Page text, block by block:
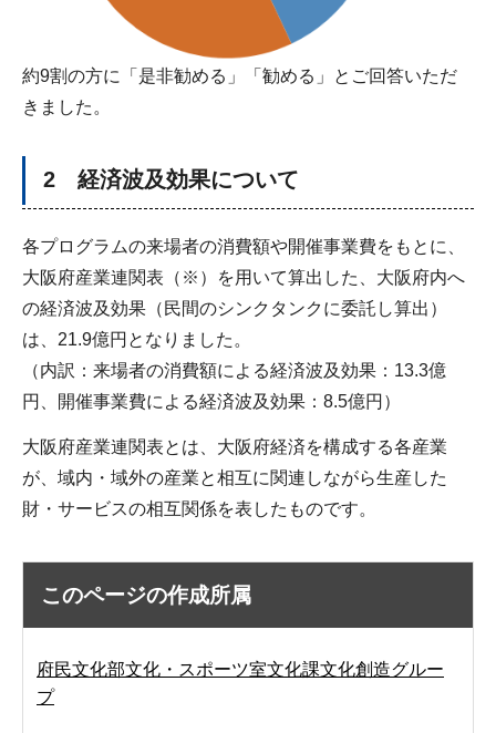
約9割の方に「是非勧める」「勧める」とご回答いただ
きました。
2 経済波及効果について
各プログラムの来場者の消費額や開催事業費をもとに、
大阪府産業連関表（※）を用いて算出した、大阪府内へ
の経済波及効果（民間のシンクタンクに委託し算出）
は、21.9億円となりました。
（内訳：来場者の消費額による経済波及効果：13.3億
円、開催事業費による経済波及効果：8.5億円）
大阪府産業連関表とは、大阪府経済を構成する各産業
が、域内・域外の産業と相互に関連しながら生産した
財・サービスの相互関係を表したものです。
このページの作成所属
府民文化部文化・スポーツ室文化課文化創造グルー
プ